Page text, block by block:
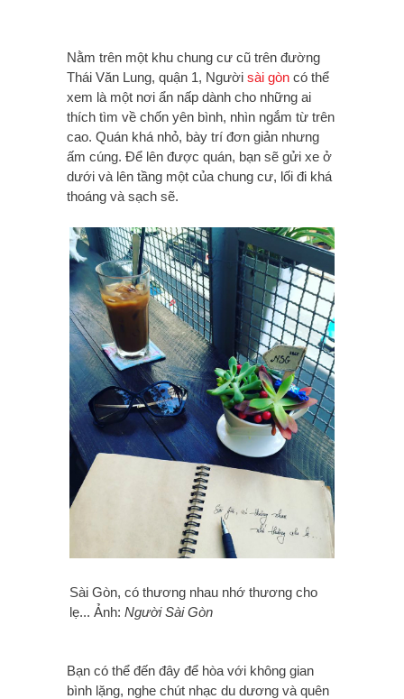
Nằm trên một khu chung cư cũ trên đường
Thái Văn Lung, quận 1, Người sài gòn có thể
xem là một nơi ẩn nấp dành cho những ai
thích tìm về chốn yên bình, nhìn ngắm từ trên
cao. Quán khá nhỏ, bày trí đơn giản nhưng
ấm cúng. Để lên được quán, bạn sẽ gửi xe ở
dưới và lên tầng một của chung cư, lối đi khá
thoáng và sạch sẽ.
Sài Gòn, có thương nhau nhớ thương cho
lẹ... Ảnh: Người Sài Gòn
Bạn có thể đến đây để hòa với không gian
bình lặng, nghe chút nhạc du dương và quên